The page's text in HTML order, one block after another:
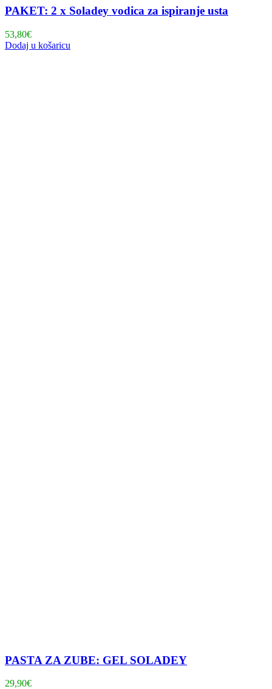
PAKET: 2 x Soladey vodica za ispiranje usta
53,80€
Dodaj u košaricu
PASTA ZA ZUBE: GEL SOLADEY
29,90€